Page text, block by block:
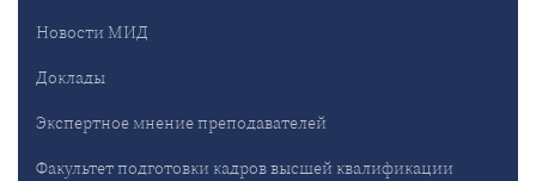
Новости МИД
Доклады
Экспертное мнение преподавателей
Факультет подготовки кадров высшей квалификации